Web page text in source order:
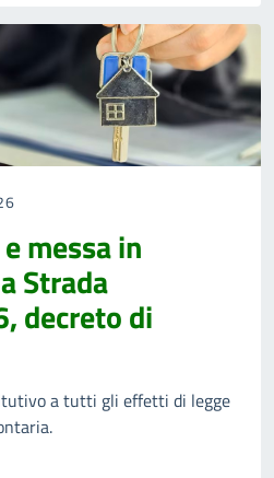
messa in
Strada
decreto di
a tutti gli effetti di legge